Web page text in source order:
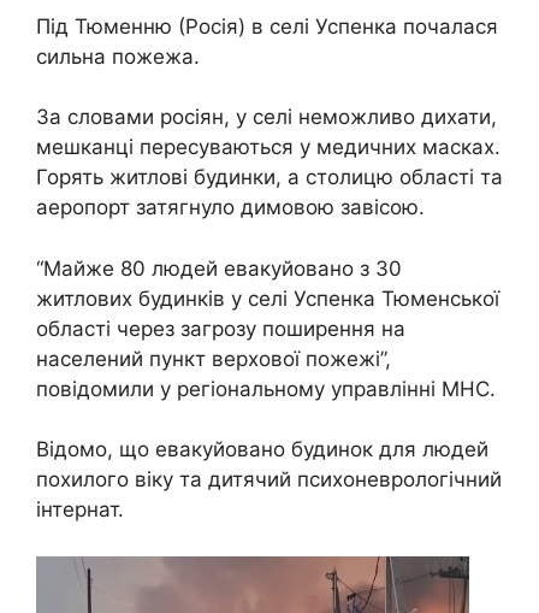
Під Тюменню (Росія) в селі Успенка почалася
сильна пожежа.
За словами росіян, у селі неможливо дихати,
мешканці пересуваються у медичних масках.
Горять житлові будинки, а столицю області та
аеропорт затягнуло димовою завісою.
“Майже 80 людей евакуйовано з 30
житлових будинків у селі Успенка Тюменської
області через загрозу поширення на
населений пункт верхової пожежі”,
повідомили у регіональному управлінні МНС.
Відомо, що евакуйовано будинок для людей
похилого віку та дитячий психоневрологічний
інтернат.